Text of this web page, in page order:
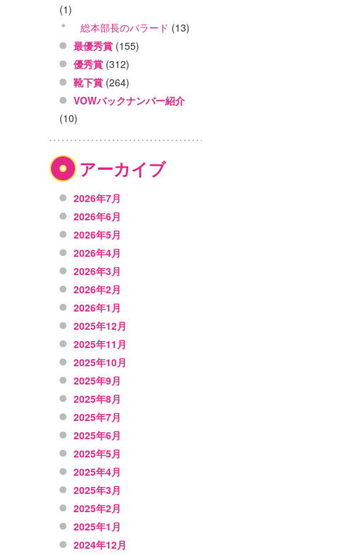
(1)
総本部長のバラード (13)
最優秀賞 (155)
優秀賞 (312)
靴下賞 (264)
VOWバックナンバー紹介
(10)
アーカイブ
2026年7月
2026年6月
2026年5月
2026年4月
2026年3月
2026年2月
2026年1月
2025年12月
2025年11月
2025年10月
2025年9月
2025年8月
2025年7月
2025年6月
2025年5月
2025年4月
2025年3月
2025年2月
2025年1月
2024年12月